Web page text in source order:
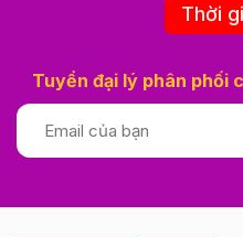
Thời
Tuyển đại lý phân phối